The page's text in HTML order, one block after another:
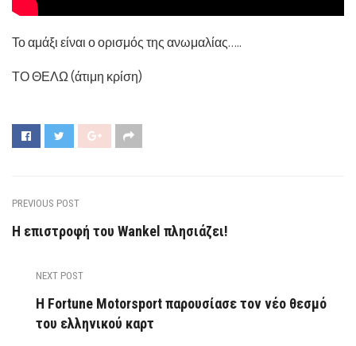
Το αμάξι είναι ο ορισμός της ανωμαλίας…..
ΤΟ ΘΕΛΩ (άτιμη κρίση)
PREVIOUS POST
Η επιστροφή του Wankel πλησιάζει!
NEXT POST
Η Fortune Motorsport παρουσίασε τον νέο θεσμό
του ελληνικού καρτ